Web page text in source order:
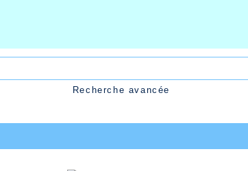
Recherche avancée